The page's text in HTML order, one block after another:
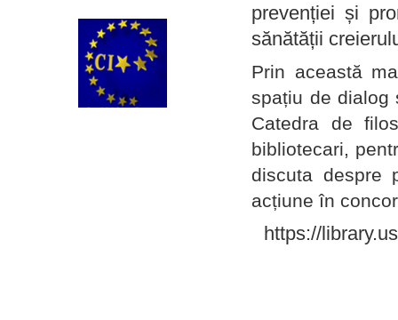
prevenției și
sănătății
Prin această
spațiu de dialog
Catedra de
bibliotecari,
discuta despre
acțiune în
https://